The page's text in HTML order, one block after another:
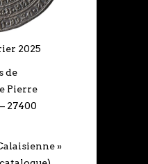
2025
de
Pierre
27400
»